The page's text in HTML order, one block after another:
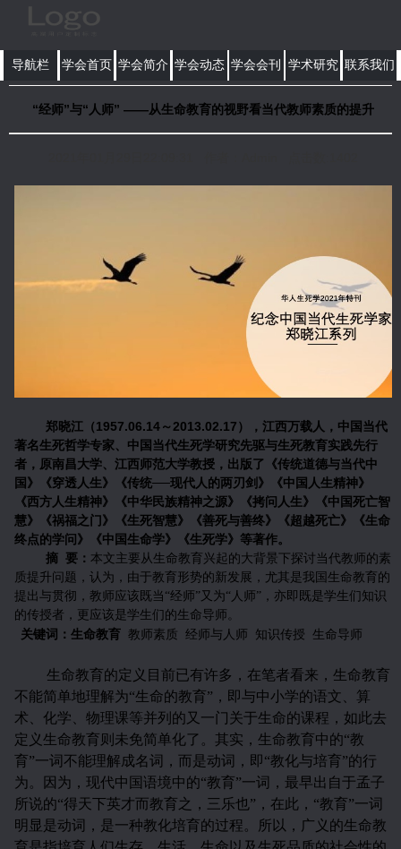
导航栏 学会首页 学会简介 学会动态 学会会刊 学术研究 联系我们
“经师”与“人师” ——从生命教育的视野看当代教师素质的提升
郑晓江（ 1957.06.14 ～ 2013.02.17 ），江西万载人，中国当代
著名生死哲学专家、中国当代生死学研究先驱与生死教育实践先行
者，原南昌大学、江西师范大学教授，出版了《传统道德与当代中
国》《穿透人生》《传统──现代人的两刃剑》《中国人生精神》
《西方人生精神》《中华民族精神之源》《拷问人生》《中国死亡智
慧》《祸福之门》《生死智慧》《善死与善终》《超越死亡》《生命
终点的学问》《中国生命学》《生死学》等著作。
摘 要： 本文主要从生命教育兴起的大背景下探讨当代教师的素
质提升问题，认为，由于教育形势的新发展，尤其是我国生命教育的
提出与贯彻，教师应该既当“经师”又为“人师”，亦即既是学生们知识
的传授者，更应该是学生们的生命导师。
关键词：生命教育 教师素质 经师与人师 知识传授 生命导师
生命教育的定义目前已有许多，在笔者看来，生命教育
不能简单地理解为“生命的教育”，即与中小学的语文、算
术、化学、物理课等并列的又一门关于生命的课程，如此去
定义生命教育则未免简单化了。其实，生命教育中的“教
育”一词不能理解成名词，而是动词，即“教化与培育”的行
为。因为，现代中国语境中的“教育”一词，最早出自于孟子
所说的“得天下英才而教育之，三乐也”，在此，“教育”一词
明显是动词，是一种教化培育的过程。所以，广义的生命教